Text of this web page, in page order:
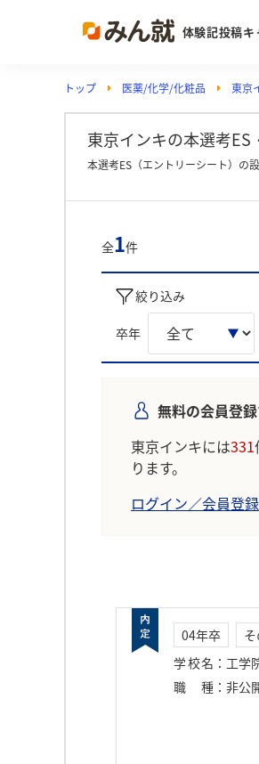
体験記投稿キ
トップ 医薬/化学/化粧品 東京
東京インキの本選考ES
本選考ES（エントリーシート）の
全1件
絞り込み
卒年
無料の会員登
東京インキには331
ります。
ログイン／会員登録
04年卒
学校名 ： 工学
職種 ： 非公